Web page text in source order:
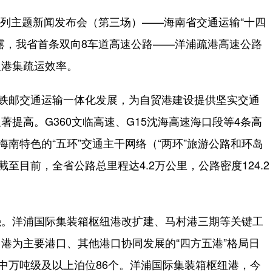
题新闻发布会（第三场）——海南省交通运输“十四
，我省首条双向8车道高速公路——洋浦疏港高速公路
集疏运效率。
交通运输一体化发展，为自贸港建设提供坚实交通
提高。G360文临高速、G15沈海高速海口段等4条高
特色的“五环”交通主干网络（“两环”旅游公路和环岛
至目前，全省公路总里程达4.2万公里，公路密度124.2
浦国际集装箱枢纽港改扩建、马村港三期等关键工
为主要港口、其他港口协同发展的“四方五港”格局日
吨级及以上泊位86个。洋浦国际集装箱枢纽港，今